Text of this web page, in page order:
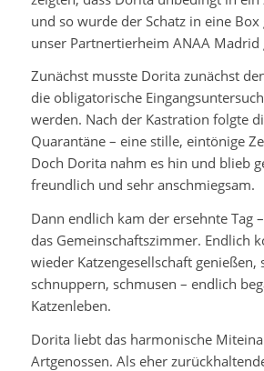
und so wurde der Schatz in eine
unser Partnertierheim ANAA Madrid
Zunächst musste Dorita zunächst
die obligatorische
werden. Nach der Kastration folgte
Quarantäne – eine stille, eintönige
Doch Dorita nahm es hin und blieb
freundlich und sehr anschmiegsam.
Dann endlich kam der ersehnte Tag
das Gemeinschaftszimmer. Endlich
wieder Katzengesellschaft genießen,
schnuppern, schmusen – endlich
Katzenleben.
Dorita liebt das harmonische
Artgenossen. Als eher